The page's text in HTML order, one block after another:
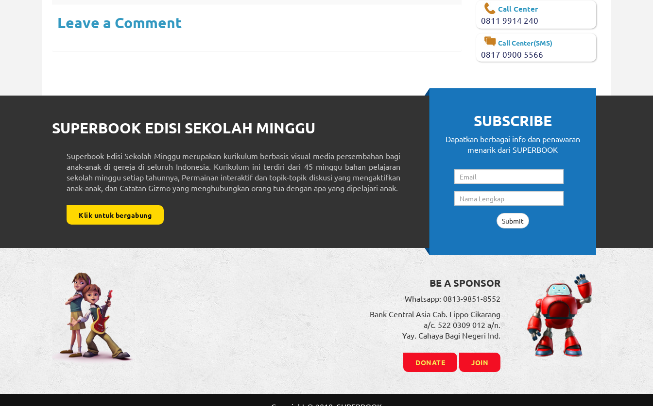
Leave a Comment
Call Center
0811 9914 240
Call Center(SMS)
0817 0900 5566
SUPERBOOK EDISI SEKOLAH MINGGU
Superbook Edisi Sekolah Minggu merupakan kurikulum berbasis visual media persembahan bagi
anak-anak di gereja di seluruh Indonesia. Kurikulum ini terdiri dari 45 minggu bahan pelajaran
sekolah minggu setiap tahunnya, Permainan interaktif dan topik-topik diskusi yang mengaktifkan
anak-anak, dan Catatan Gizmo yang menghubungkan orang tua dengan apa yang dipelajari anak.
Klik untuk bergabung
SUBSCRIBE
Dapatkan berbagai info dan penawaran
menarik dari SUPERBOOK
BE A SPONSOR
Whatsapp: 0813-9851-8552
Bank Central Asia Cab. Lippo Cikarang
a/c. 522 0309 012 a/n.
Yay. Cahaya Bagi Negeri Ind.
DONATE JOIN